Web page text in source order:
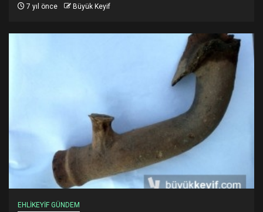
7 yıl önce Büyük Keyif
EHLİKEYİF GÜNDEM